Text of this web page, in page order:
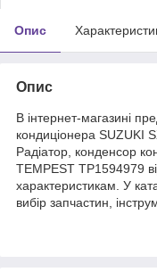
Опис
Опис
В інтернет-магазині
кондиціонера SUZUKI
Радіатор, конденсор
TEMPEST TP1594979
характеристикам. У
вибір запчастин,